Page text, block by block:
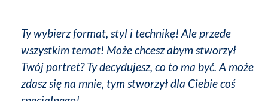
Ty wybierz format, styl i technikę! Ale przede
wszystkim temat! Może chcesz abym stworzył
Twój portret? Ty decydujesz, co to ma być. A może
zdasz się na mnie, tym stworzył dla Ciebie coś